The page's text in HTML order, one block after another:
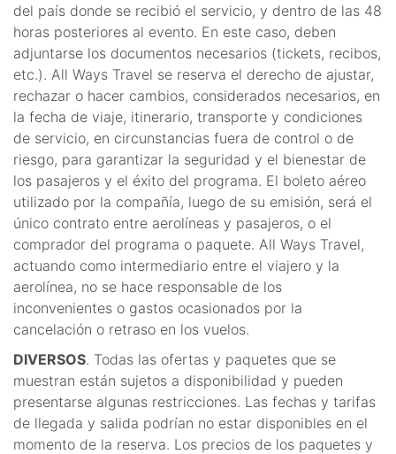
del país donde se recibió el servicio, y dentro de las 48
horas posteriores al evento. En este caso, deben
adjuntarse los documentos necesarios (tickets, recibos,
etc.). All Ways Travel se reserva el derecho de ajustar,
rechazar o hacer cambios, considerados necesarios, en
la fecha de viaje, itinerario, transporte y condiciones
de servicio, en circunstancias fuera de control o de
riesgo, para garantizar la seguridad y el bienestar de
los pasajeros y el éxito del programa. El boleto aéreo
utilizado por la compañía, luego de su emisión, será el
único contrato entre aerolíneas y pasajeros, o el
comprador del programa o paquete. All Ways Travel,
actuando como intermediario entre el viajero y la
aerolínea, no se hace responsable de los
inconvenientes o gastos ocasionados por la
cancelación o retraso en los vuelos.
DIVERSOS. Todas las ofertas y paquetes que se
muestran están sujetos a disponibilidad y pueden
presentarse algunas restricciones. Las fechas y tarifas
de llegada y salida podrían no estar disponibles en el
momento de la reserva. Los precios de los paquetes y